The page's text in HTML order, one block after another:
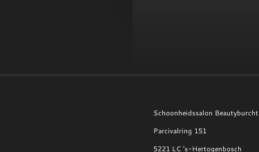
Schoonheidssalon Beautyburcht
Parcivalring 151
5221 LC 's-Hertogenbosch